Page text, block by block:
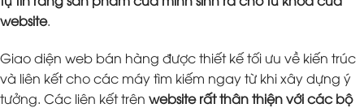
website.
Giao diện web bán hàng được thiết kế tối ưu về kiến trúc
và liên kết cho các máy tìm kiếm ngay từ khi xây dựng ý
tưởng. Các liên kết trên website rất thân thiện với các bộ